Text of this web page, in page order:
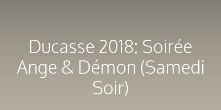
Ducasse 2018: Soirée
Ange & Démon (Samedi
Soir)